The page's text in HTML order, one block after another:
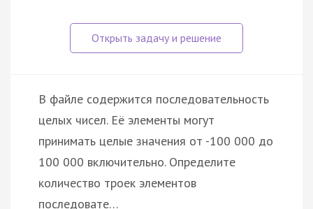
В файле содержится последовательность
целых чисел. Её элементы могут
принимать целые значения от -100 000 до
100 000 включительно. Определите
количество троек элементов
последовате…